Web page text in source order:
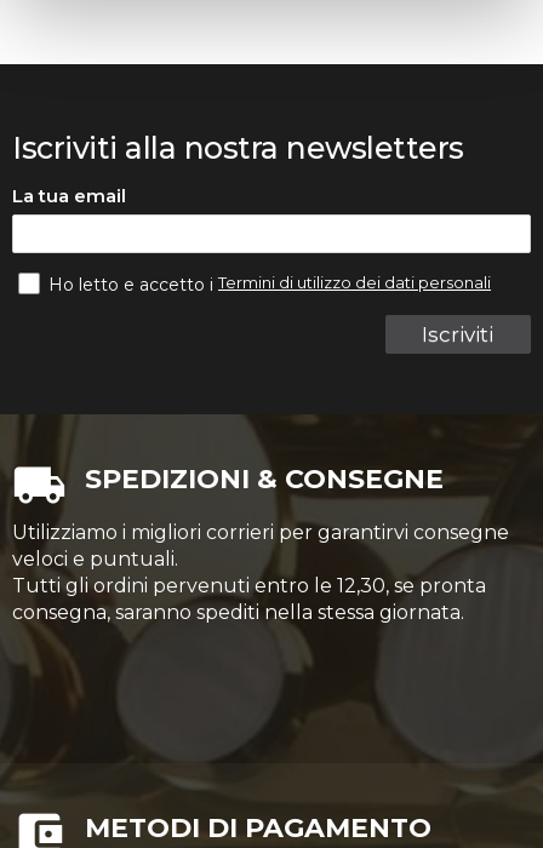
Iscriviti alla nostra newsletters
La tua email
Iscriviti
Ho letto e accetto iTermini di utilizzo dei dati personali
SPEDIZIONI & CONSEGNE
Utilizziamo i migliori corrieri per garantirvi consegne
veloci e puntuali.
Tutti gli ordini pervenuti entro le 12,30, se pronta
consegna, saranno spediti nella stessa giornata.
METODI DI PAGAMENTO